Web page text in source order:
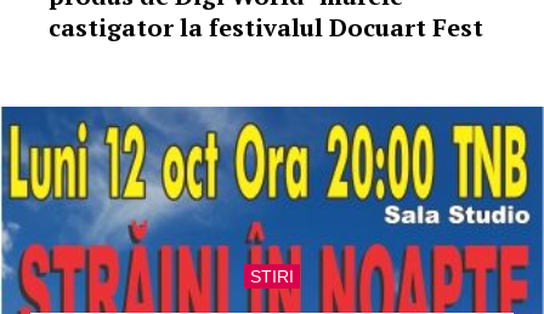
castigator la festivalul Docuart Fest
STIRI